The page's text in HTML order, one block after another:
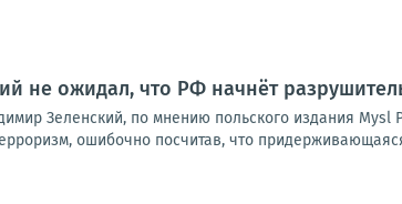
не ожидал, что РФ начнёт
Зеленский, по мнению польского издания
ошибочно посчитав, что